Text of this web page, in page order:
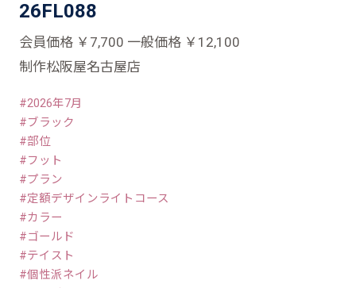
26FL088
会員価格 ￥7,700 一般価格 ￥12,100
制作松阪屋名古屋店
2026年7月
ブラック
部位
フット
プラン
定額デザインライトコース
カラー
ゴールド
テイスト
個性派ネイル